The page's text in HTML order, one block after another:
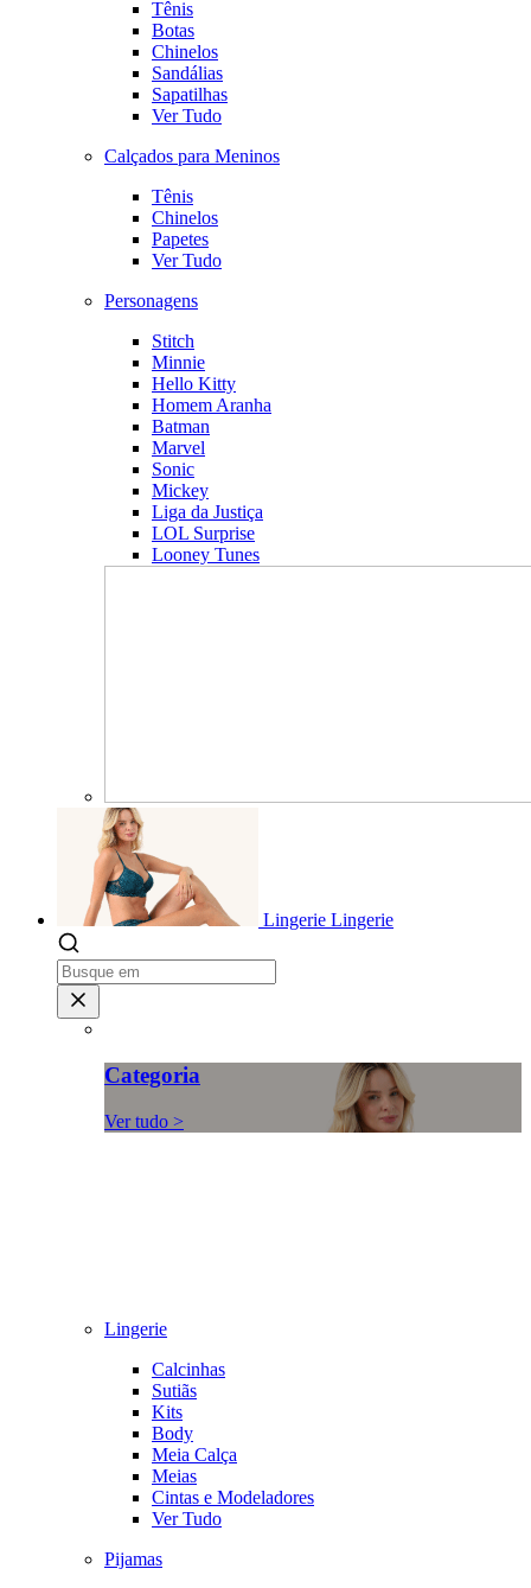
Tênis
Botas
Chinelos
Sandálias
Sapatilhas
Ver Tudo
Calçados para Meninos
Tênis
Chinelos
Papetes
Ver Tudo
Personagens
Stitch
Minnie
Hello Kitty
Homem Aranha
Batman
Marvel
Sonic
Mickey
Liga da Justiça
LOL Surprise
Looney Tunes
Lingerie Lingerie
Categoria
Ver tudo >
Lingerie
Calcinhas
Sutiãs
Kits
Body
Meia Calça
Meias
Cintas e Modeladores
Ver Tudo
Pijamas